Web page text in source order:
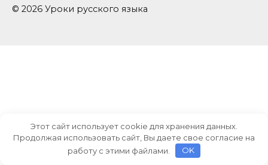
© 2026 Уроки русского языка
Этот сайт использует cookie для хранения данных.
Продолжая использовать сайт, Вы даете свое согласие на
работу с этими файлами.
OK